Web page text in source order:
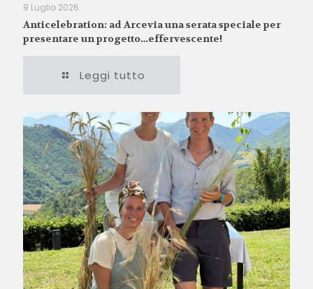
9 Luglio 2026
Anticelebration: ad Arcevia una serata speciale per
presentare un progetto…effervescente!
Leggi tutto